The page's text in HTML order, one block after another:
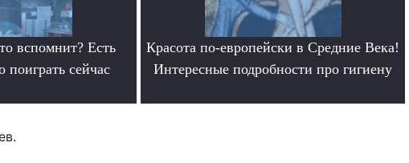
вспомнит? Есть
поиграть сейчас
Красота по-европейски в Средние Века!
Интересные подробности про гигиену